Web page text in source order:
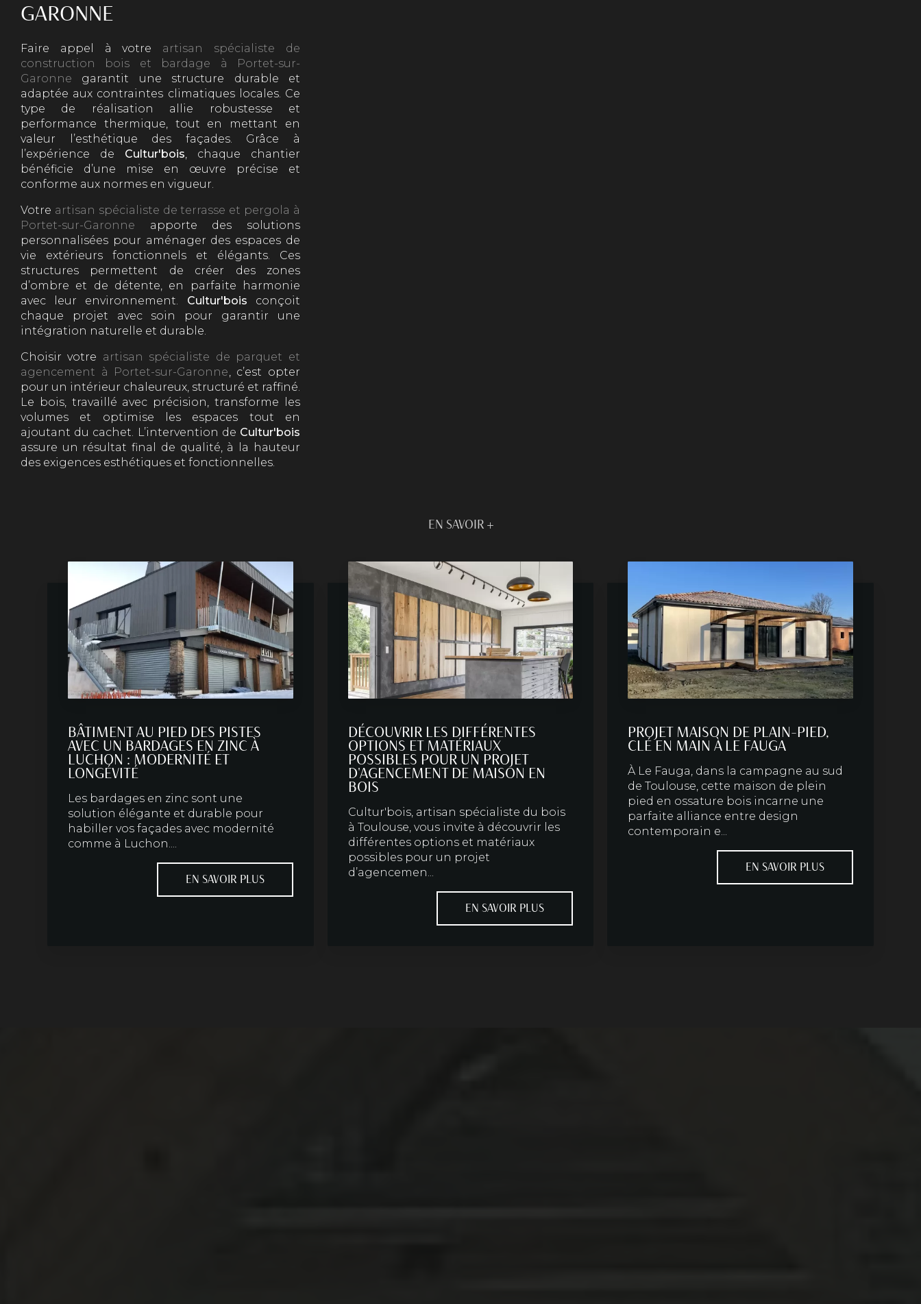
GARONNE
Faire appel à votre artisan spécialiste de
construction bois et bardage à Portet-sur-
Garonne garantit une structure durable et
adaptée aux contraintes climatiques locales. Ce
type de réalisation allie robustesse et
performance thermique, tout en mettant en
valeur l’esthétique des façades. Grâce à
l’expérience de Cultur'bois , chaque chantier
bénéficie d’une mise en œuvre précise et
conforme aux normes en vigueur.
Votre artisan spécialiste de terrasse et pergola à
Portet-sur-Garonne apporte des solutions
personnalisées pour aménager des espaces de
vie extérieurs fonctionnels et élégants. Ces
structures permettent de créer des zones
d’ombre et de détente, en parfaite harmonie
avec leur environnement. Cultur'bois conçoit
chaque projet avec soin pour garantir une
intégration naturelle et durable.
Choisir votre artisan spécialiste de parquet et
agencement à Portet-sur-Garonne , c’est opter
pour un intérieur chaleureux, structuré et raffiné.
Le bois, travaillé avec précision, transforme les
volumes et optimise les espaces tout en
ajoutant du cachet. L’intervention de Cultur'bois
assure un résultat final de qualité, à la hauteur
des exigences esthétiques et fonctionnelles.
EN SAVOIR +
BÂTIMENT AU PIED DES PISTES
AVEC UN BARDAGES EN ZINC À
LUCHON : MODERNITÉ ET
LONGÉVITÉ
Les bardages en zinc sont une
solution élégante et durable pour
habiller vos façades avec modernité
comme à Luchon....
EN SAVOIR PLUS
DÉCOUVRIR LES DIFFÉRENTES
OPTIONS ET MATÉRIAUX
POSSIBLES POUR UN PROJET
D'AGENCEMENT DE MAISON EN
BOIS
Cultur'bois, artisan spécialiste du bois
à Toulouse, vous invite à découvrir les
différentes options et matériaux
possibles pour un projet
d’agencemen...
EN SAVOIR PLUS
PROJET MAISON DE PLAIN-PIED,
CLÉ EN MAIN À LE FAUGA
À Le Fauga, dans la campagne au sud
de Toulouse, cette maison de plein
pied en ossature bois incarne une
parfaite alliance entre design
contemporain e...
EN SAVOIR PLUS